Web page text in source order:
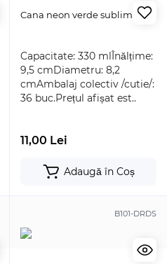
Cana neon verde sublimabil
Capacitate: 330 mlÎnălțime:
9,5 cmDiametru: 8,2
cmAmbalaj colectiv /cutie/:
36 buc.Prețul afișat est..
11,00 Lei
Adaugă în Coș
B101-DRDS